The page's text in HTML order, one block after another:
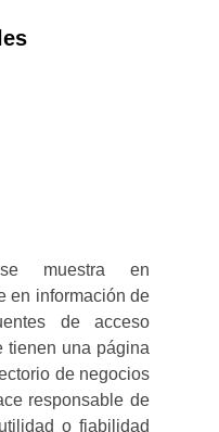
muestra en
en información de
de acceso
tienen una página
de negocios
responsable de
o fiabilidad